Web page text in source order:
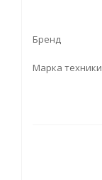
Бренд
Марка техники